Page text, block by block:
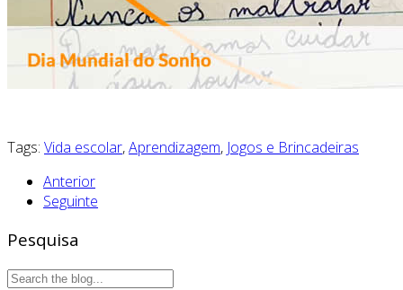
Tags: Vida escolar,Aprendizagem, Jogos e Brincadeiras
Anterior
Seguinte
Pesquisa